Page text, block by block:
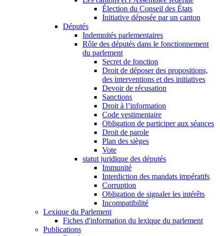
Élection du Conseil des États
Initiative déposée par un canton
Députés
Indemnités parlementaires
Rôle des députés dans le fonctionnement
du parlement
Secret de fonction
Droit de déposer des propositions,
des interventions et des initiatives
Devoir de récusation
Sanctions
Droit à l’information
Code vestimentaire
Obligation de participer aux séances
Droit de parole
Plan des sièges
Vote
statut juridique des députés
Immunité
Interdiction des mandats impératifs
Corruption
Obligation de signaler les intérêts
Incompatibilité
Lexique du Parlement
Fiches d'information du lexique du parlement
Publications